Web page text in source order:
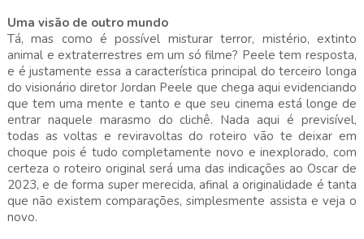
Uma visão de outro mundo
Tá, mas como é possível misturar terror, mistério, extinto
animal e extraterrestres em um só filme? Peele tem resposta,
e é justamente essa a característica principal do terceiro longa
do visionário diretor Jordan Peele que chega aqui evidenciando
que tem uma mente e tanto e que seu cinema está longe de
entrar naquele marasmo do clichê. Nada aqui é previsível,
todas as voltas e reviravoltas do roteiro vão te deixar em
choque pois é tudo completamente novo e inexplorado, com
certeza o roteiro original será uma das indicações ao Oscar de
2023, e de forma super merecida, afinal a originalidade é tanta
que não existem comparações, simplesmente assista e veja o
novo.